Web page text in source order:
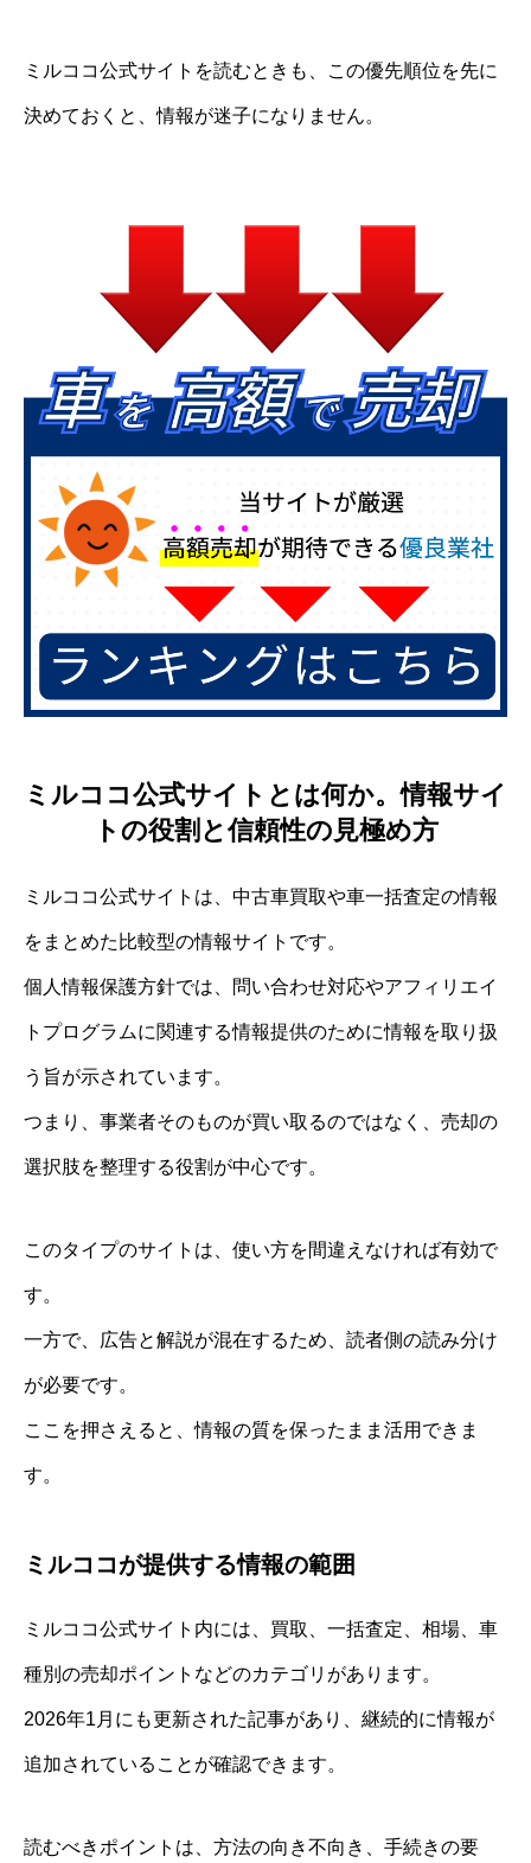
ミルココ公式サイトを読むときも、この優先順位を先に
決めておくと、情報が迷子になりません。
ミルココ公式サイトとは何か。情報サイ
トの役割と信頼性の見極め方
ミルココ公式サイトは、中古車買取や車一括査定の情報
をまとめた比較型の情報サイトです。
個人情報保護方針では、問い合わせ対応やアフィリエイ
トプログラムに関連する情報提供のために情報を取り扱
う旨が示されています。
つまり、事業者そのものが買い取るのではなく、売却の
選択肢を整理する役割が中心です。
このタイプのサイトは、使い方を間違えなければ有効で
す。
一方で、広告と解説が混在するため、読者側の読み分け
が必要です。
ここを押さえると、情報の質を保ったまま活用できま
す。
ミルココが提供する情報の範囲
ミルココ公式サイト内には、買取、一括査定、相場、車
種別の売却ポイントなどのカテゴリがあります。
2026年1月にも更新された記事があり、継続的に情報が
追加されていることが確認できます。
読むべきポイントは、方法の向き不向き、手続きの要